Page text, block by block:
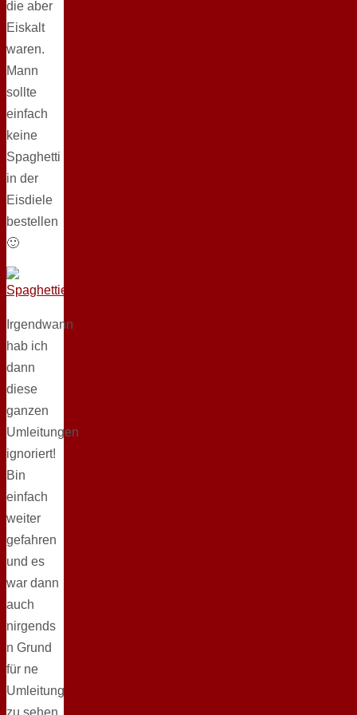
die aber
Eiskalt
waren.
Mann
sollte
einfach
keine
Spaghetti
in der
Eisdiele
bestellen
🙂
Irgendwann
hab ich
dann
diese
ganzen
Umleitungen
ignoriert!
Bin
einfach
weiter
gefahren
und es
war dann
auch
nirgends
n Grund
für ne
Umleitung
zu sehen